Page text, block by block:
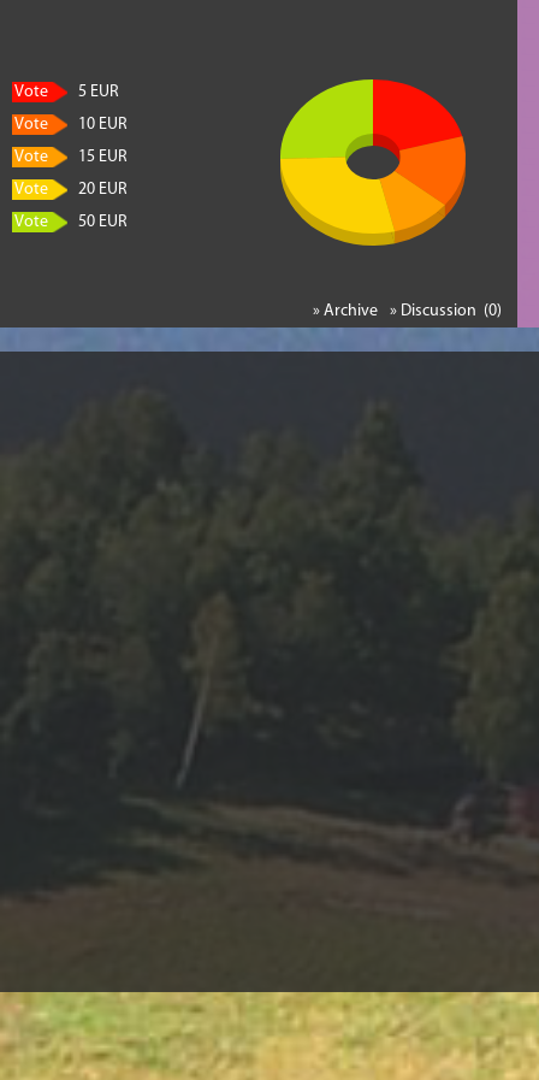
Vote
5 EUR
Vote
10 EUR
Vote
15 EUR
Vote
20 EUR
Vote
50 EUR
» Discussion (0)
» Archive